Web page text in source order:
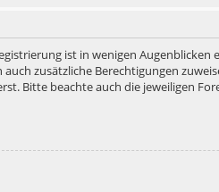
ist in wenigen
zusätzliche Berechtigungen
Bitte beachte auch die jeweiligen